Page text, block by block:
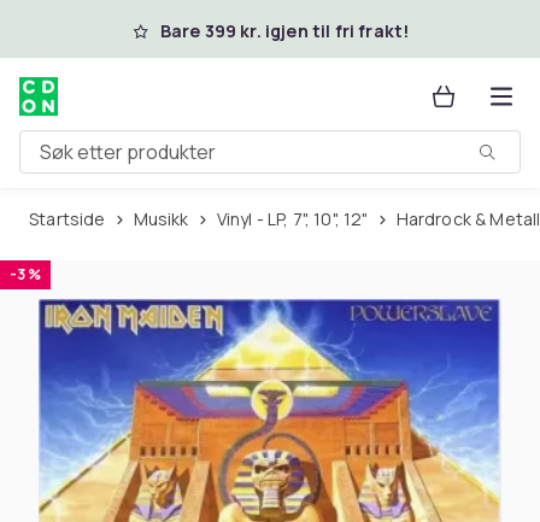
Hopp til hovedinnholdBare 399 kr. igjen til fri frakt!
Søk etter produkter
Startside Musikk Vinyl - LP, 7", 10", 12" Hardrock & Metall
-3 %